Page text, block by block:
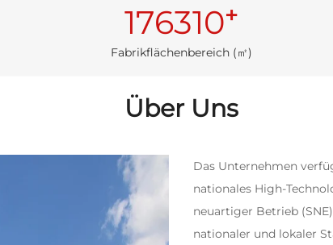
176310+
Fabrikflächenbereich (㎡)
Über Uns
Das Unternehmen
nationales High-
neuartiger Betrieb
nationaler und lokaler